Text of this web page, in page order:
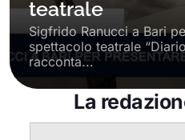
teatrale
Sigfrido Ranucci a Bari
spettacolo teatrale
racconta...
La